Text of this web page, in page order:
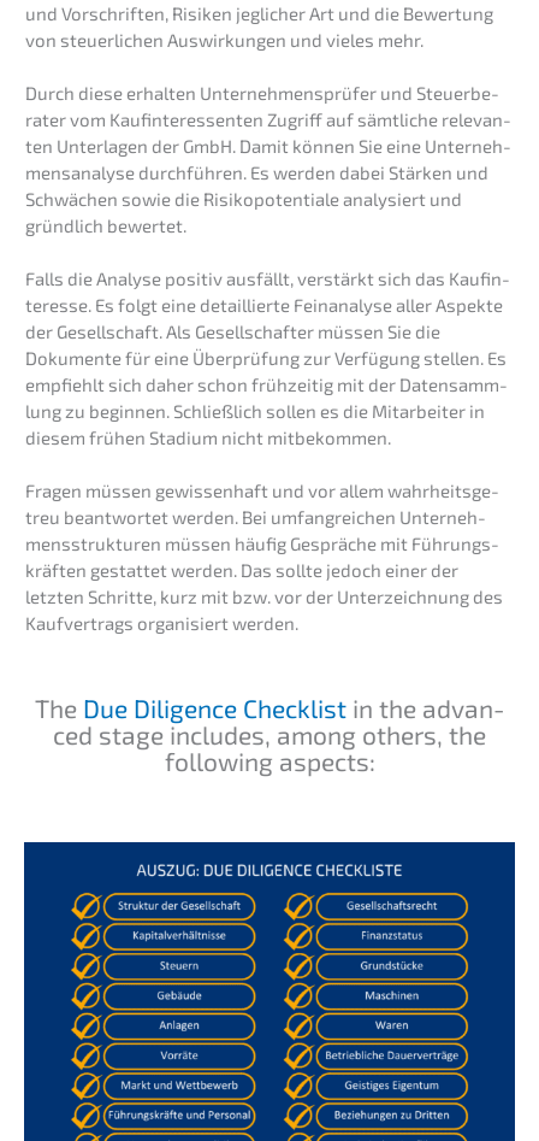
und Vorschrif­ten, Risiken jegli­cher Art und die Bewer­tung
von steuer­li­chen Auswir­kun­gen und vieles mehr.
Durch diese erhal­ten Unter­neh­mens­prü­fer und Steuer­be­
ra­ter vom Kaufin­ter­es­sen­ten Zugriff auf sämtli­che relevan­
ten Unter­la­gen der GmbH. Damit können Sie eine Unter­neh­
mens­ana­ly­se durch­füh­ren. Es werden dabei Stärken und
Schwä­chen sowie die Risiko­po­ten­tia­le analy­siert und
gründ­lich bewer­tet.
Falls die Analy­se positiv ausfällt, verstärkt sich das Kaufin­
ter­es­se. Es folgt eine detail­lier­te Feinana­ly­se aller Aspek­te
der Gesell­schaft. Als Gesell­schaf­ter müssen Sie die
Dokumen­te für eine Überprü­fung zur Verfü­gung stellen. Es
empfiehlt sich daher schon frühzei­tig mit der Daten­samm­
lung zu begin­nen. Schließ­lich sollen es die Mitar­bei­ter in
diesem frühen Stadi­um nicht mitbe­kom­men.
Fragen müssen gewis­sen­haft und vor allem wahrheits­ge­
treu beant­wor­tet werden. Bei umfang­rei­chen Unter­neh­
mens­struk­tu­ren müssen häufig Gesprä­che mit Führungs­
kräf­ten gestat­tet werden. Das sollte jedoch einer der
letzten Schrit­te, kurz mit bzw. vor der Unter­zeich­nung des
Kaufver­trags organi­siert werden.
The Due Diligence Check­list in the advan­
ced stage includes, among others, the
follo­wing aspects: